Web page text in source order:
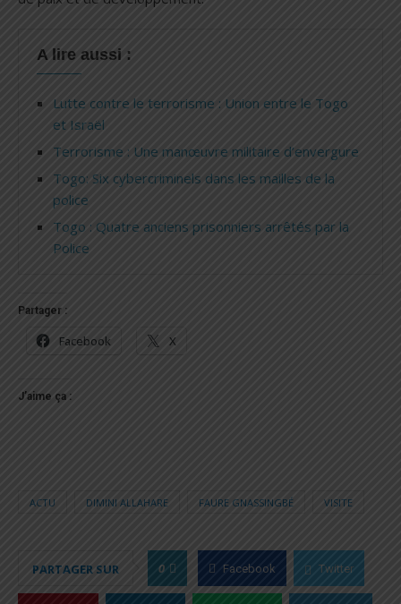
A lire aussi :
Lutte contre le terrorisme : Union entre le Togo
et Israël
Terrorisme : Une manœuvre militaire d’envergure
Togo: Six cybercriminels dans les mailles de la
police
Togo : Quatre anciens prisonniers arrêtés par la
Police
Partager :
Facebook X
J’aime ça :
ACTU DIMINI ALLAHARE FAURE GNASSINGBÉ VISITE
PARTAGER SUR 0 Facebook Twitter